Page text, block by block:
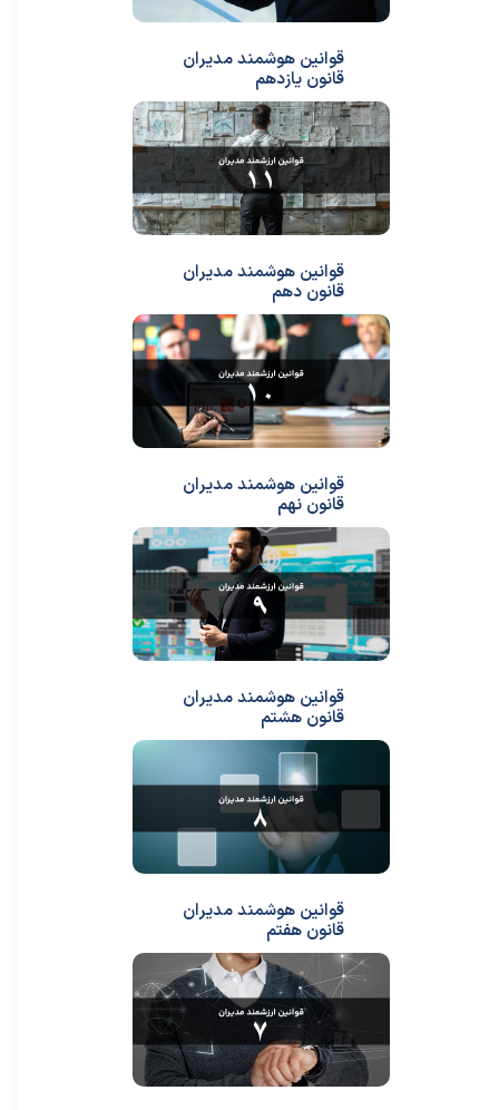
قوانین هوشمند مدیران
قانون یازدهم
قوانین هوشمند مدیران
قانون دهم
قوانین هوشمند مدیران
قانون نهم
قوانین هوشمند مدیران
قانون هشتم
قوانین هوشمند مدیران
قانون هفتم